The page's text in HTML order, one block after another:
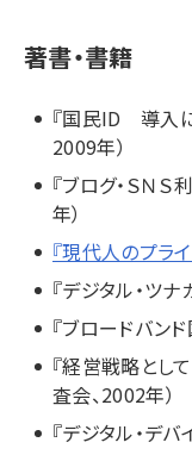
著書・書籍
『国民ID 導入に
2009年）
『ブログ・ＳＮ
年）
『現代人のプラ
『デジタル・ツナ
『ブロードバン
『経営戦略とし
査会、2002年）
『デジタル・デバ